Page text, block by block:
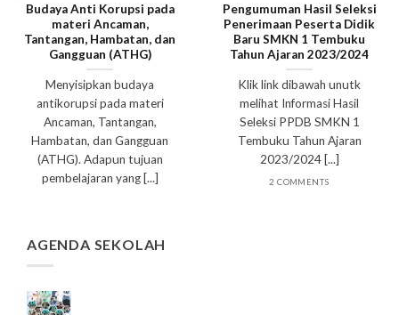
Budaya Anti Korupsi pada
materi Ancaman,
Tantangan, Hambatan, dan
Gangguan (ATHG)
Menyisipkan budaya
antikorupsi pada materi
Ancaman, Tantangan,
Hambatan, dan Gangguan
(ATHG). Adapun tujuan
pembelajaran yang [...]
Pengumuman Hasil Seleksi
Penerimaan Peserta Didik
Baru SMKN 1 Tembuku
Tahun Ajaran 2023/2024
Klik link dibawah unutk
melihat Informasi Hasil
Seleksi PPDB SMKN 1
Tembuku Tahun Ajaran
2023/2024 [...]
2 COMMENTS
AGENDA SEKOLAH